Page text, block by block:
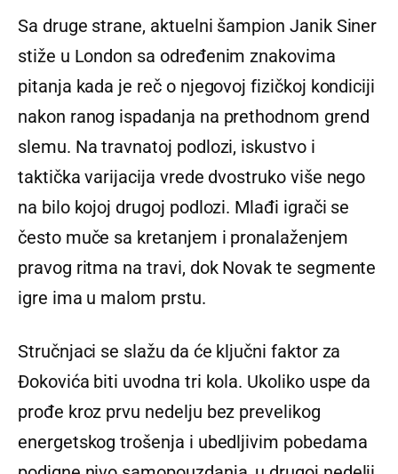
Sa druge strane, aktuelni šampion Janik Siner
stiže u London sa određenim znakovima
pitanja kada je reč o njegovoj fizičkoj kondiciji
nakon ranog ispadanja na prethodnom grend
slemu. Na travnatoj podlozi, iskustvo i
taktička varijacija vrede dvostruko više nego
na bilo kojoj drugoj podlozi. Mlađi igrači se
često muče sa kretanjem i pronalaženjem
pravog ritma na travi, dok Novak te segmente
igre ima u malom prstu.
Stručnjaci se slažu da će ključni faktor za
Đokovića biti uvodna tri kola. Ukoliko uspe da
prođe kroz prvu nedelju bez prevelikog
energetskog trošenja i ubedljivim pobedama